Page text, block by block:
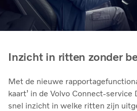
Inzicht in ritten zonder
Met de nieuwe
kaart’ in de Volvo Connect-
snel inzicht in welke ritten zijn